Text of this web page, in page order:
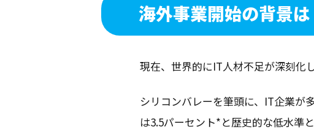
海外事業開始の背景は
現在、世界的にIT人材不足が深刻化
シリコンバレーを筆頭に、IT企業が
は3.5パーセント*と歴史的な低水準